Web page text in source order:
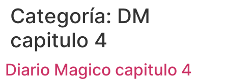
Categoría: DM
capitulo 4
Diario Magico capitulo 4